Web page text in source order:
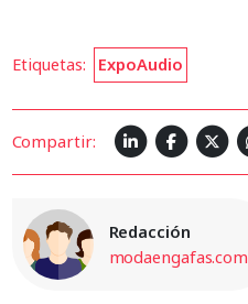
Etiquetas: ExpoAudio
Compartir:
Redacción
modaengafas.com